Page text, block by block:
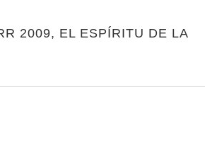
2009, EL ESPÍRITU DE LA